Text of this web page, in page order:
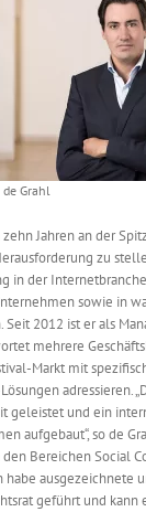
de Grahl
Jahren an der
zu
in der
sowie in
2012 ist er als
mehrere
Markt mit
adressieren.
geleistet und ein
aufgebaut“, so de
Bereichen Social
ausgezeichnete
geführt und kann